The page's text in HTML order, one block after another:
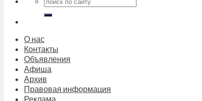
О нас
Контакты
Объявления
Афиша
Архив
Правовая информация
Реклама